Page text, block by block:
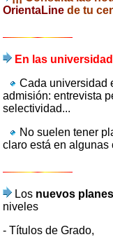
OrientaLine de tu
En las
Cada universidad
admisión: entrevista
selectividad...
No suelen tener
claro está en algunas
Los nuevos
niveles
- Títulos de Grado,